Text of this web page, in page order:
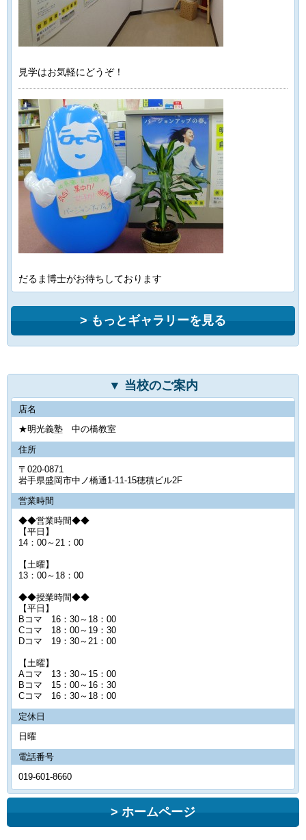
見学はお気軽にどうぞ！
だるま博士がお待ちしております
もっとギャラリーを見る
当校のご案内
店名
★明光義塾 中の橋教室
住所
〒020-0871
岩手県盛岡市中ノ橋通1‐11‐15穂積ビル2F
営業時間
◆◆営業時間◆◆
【平日】
14：00～21：00
【土曜】
13：00～18：00
◆◆授業時間◆◆
【平日】
Bコマ 16：30～18：00
Cコマ 18：00～19：30
Dコマ 19：30～21：00
【土曜】
Aコマ 13：30～15：00
Bコマ 15：00～16：30
Cコマ 16：30～18：00
定休日
日曜
電話番号
019-601-8660
ホームページ